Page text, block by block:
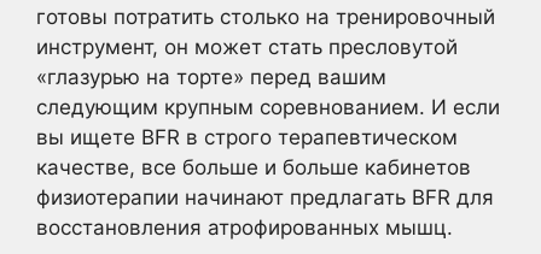
готовы потратить столько на тренировочный
инструмент, он может стать пресловутой
«глазурью на торте» перед вашим
следующим крупным соревнованием. И если
вы ищете BFR в строго терапевтическом
качестве, все больше и больше кабинетов
физиотерапии начинают предлагать BFR для
восстановления атрофированных мышц.